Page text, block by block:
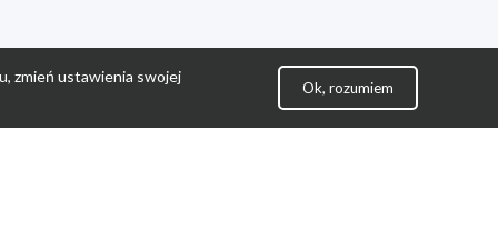
zmień ustawienia swojej
Ok, rozumiem